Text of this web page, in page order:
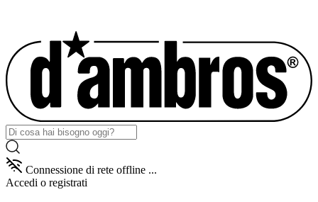
Connessione di rete offline ...
Accedi o registrati